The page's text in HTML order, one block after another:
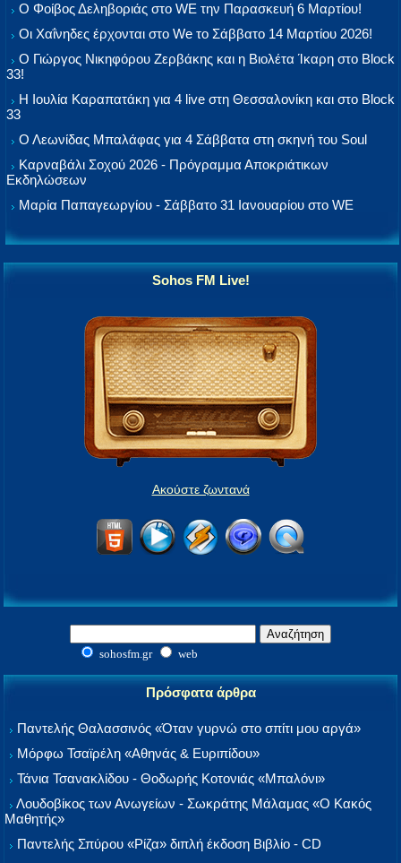
Ο Φοίβος Δεληβοριάς στο WE την Παρασκευή 6 Μαρτίου!
Οι Χαΐνηδες έρχονται στο We το Σάββατο 14 Μαρτίου 2026!
Ο Γιώργος Νικηφόρου Ζερβάκης και η Βιολέτα Ίκαρη στο Block
33!
Η Ιουλία Καραπατάκη για 4 live στη Θεσσαλονίκη και στο Block
33
Ο Λεωνίδας Μπαλάφας για 4 Σάββατα στη σκηνή του Soul
Καρναβάλι Σοχού 2026 - Πρόγραμμα Αποκριάτικων
Εκδηλώσεων
Μαρία Παπαγεωργίου - Σάββατο 31 Ιανουαρίου στο WE
Sohos FM Live!
Ακούστε ζωντανά
sohosfm.gr web
Πρόσφατα άρθρα
Παντελής Θαλασσινός «Όταν γυρνώ στο σπίτι μου αργά»
Μόρφω Τσαϊρέλη «Αθηνάς & Ευριπίδου»
Τάνια Τσανακλίδου - Θοδωρής Κοτονιάς «Μπαλόνι»
Λουδοβίκος των Ανωγείων - Σωκράτης Μάλαμας «Ο Κακός
Μαθητής»
Παντελής Σπύρου «Ρίζα» διπλή έκδοση Βιβλίο - CD